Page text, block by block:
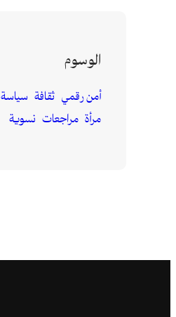
الوسوم
أمن رقمي ثقافة سياسة
مرأة مراجعات نسوية